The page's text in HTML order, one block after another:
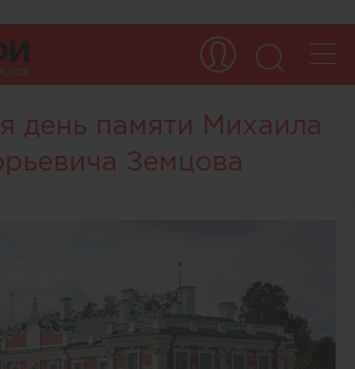
день памяти Михаила
Земцова